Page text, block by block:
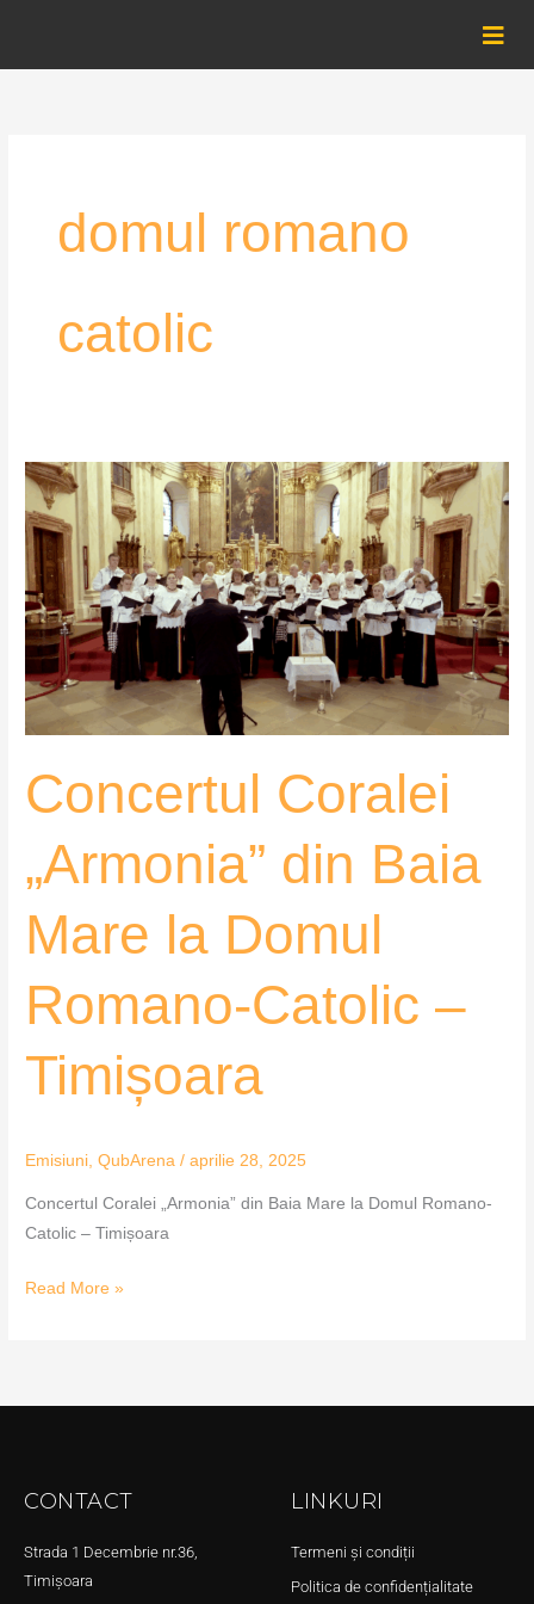
content
domul romano
catolic
Concertul Coralei
„Armonia” din Baia
Mare la Domul
Romano-Catolic –
Timișoara
Emisiuni,QubArena /aprilie 28, 2025
Concertul Coralei „Armonia” din Baia Mare la Domul Romano-
Catolic – Timișoara
Concertul
Coralei
„Armonia”
din
Baia
Mare
la
Domul
Romano-
–
Timișoara
Read More »
CONTACT
Strada 1 Decembrie nr.36,
Timișoara
LINKURI
Termeni și condiții
Politica de confidențialitate